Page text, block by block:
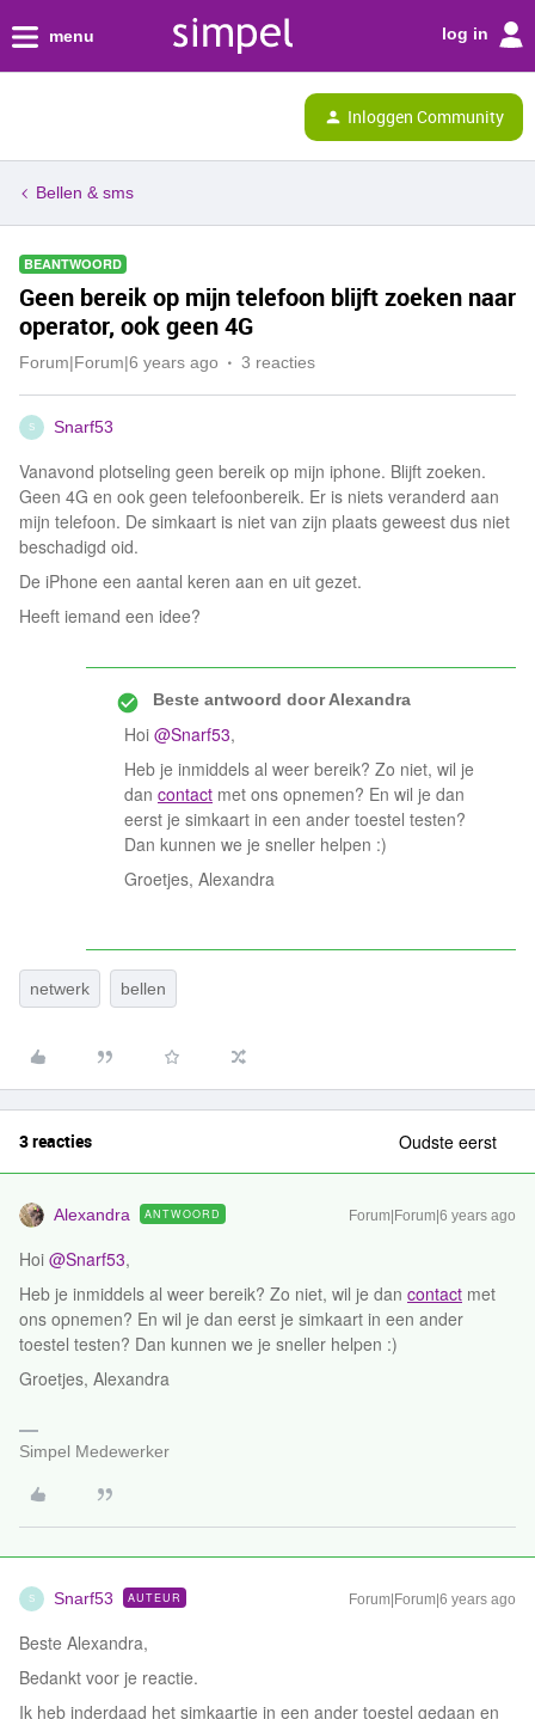
menu log in
Inloggen Community
Bellen & sms
BEANTWOORD
Geen bereik op mijn telefoon blijft zoeken naar
operator, ook geen 4G
Forum|Forum|6 years ago 3 reacties
S Snarf53
Vanavond plotseling geen bereik op mijn iphone. Blijft zoeken.
Geen 4G en ook geen telefoonbereik. Er is niets veranderd aan
mijn telefoon. De simkaart is niet van zijn plaats geweest dus niet
beschadigd oid.
De iPhone een aantal keren aan en uit gezet.
Heeft iemand een idee?
Beste antwoord doorAlexandra
Hoi @Snarf53,
Heb je inmiddels al weer bereik? Zo niet, wil je
dan contact met ons opnemen? En wil je dan
eerst je simkaart in een ander toestel testen?
Dan kunnen we je sneller helpen :)
Groetjes, Alexandra
netwerk bellen
3 reacties Oudste eerst
Alexandra ANTWOORD Forum|Forum|6 years ago
Hoi @Snarf53,
Heb je inmiddels al weer bereik? Zo niet, wil je dan contact met
ons opnemen? En wil je dan eerst je simkaart in een ander
toestel testen? Dan kunnen we je sneller helpen :)
Groetjes, Alexandra
Simpel Medewerker
S Snarf53 AUTEUR Forum|Forum|6 years ago
Beste Alexandra,
Bedankt voor je reactie.
Ik heb inderdaad het simkaartje in een ander toestel gedaan en